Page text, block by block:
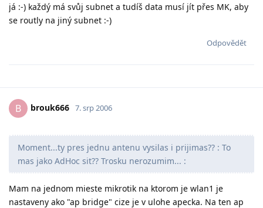
já :-) každý má svůj subnet a tudíš data musí jít přes MK, aby
se routly na jiný subnet :-)
Odpovědět
B brouk666 7. srp 2006
Moment...ty pres jednu antenu vysilas i prijimas?? : To
mas jako AdHoc sit?? Trosku nerozumim... :
Mam na jednom mieste mikrotik na ktorom je wlan1 je
nastaveny ako "ap bridge" cize je v ulohe apecka. Na ten ap